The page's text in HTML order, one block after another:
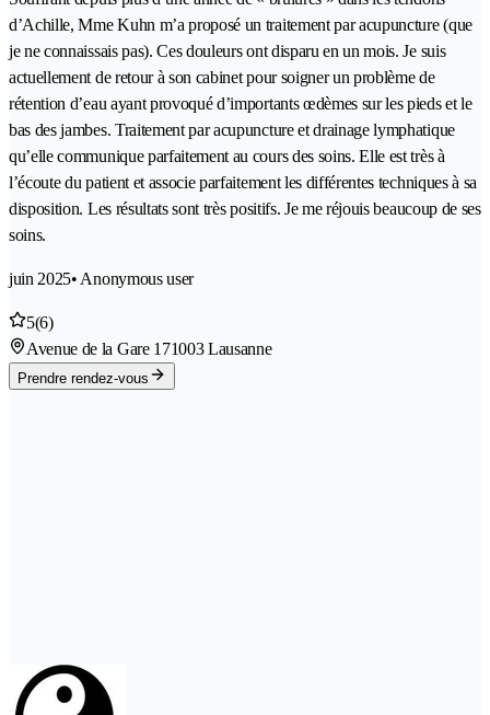
d’Achille, Mme Kuhn m’a proposé un traitement par acupuncture (que
je ne connaissais pas). Ces douleurs ont disparu en un mois. Je suis
actuellement de retour à son cabinet pour soigner un problème de
rétention d’eau ayant provoqué d’importants œdèmes sur les pieds et le
bas des jambes. Traitement par acupuncture et drainage lymphatique
qu’elle communique parfaitement au cours des soins. Elle est très à
l’écoute du patient et associe parfaitement les différentes techniques à sa
disposition. Les résultats sont très positifs. Je me réjouis beaucoup de ses
soins.
juin 2025• Anonymous user
5(6)
Avenue de la Gare 171003 Lausanne
Prendre rendez-vous